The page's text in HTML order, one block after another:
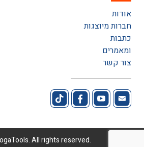
אודות
חברות מיוצגות
כתבות
ומאמרים
צור קשר
All rights reserved.